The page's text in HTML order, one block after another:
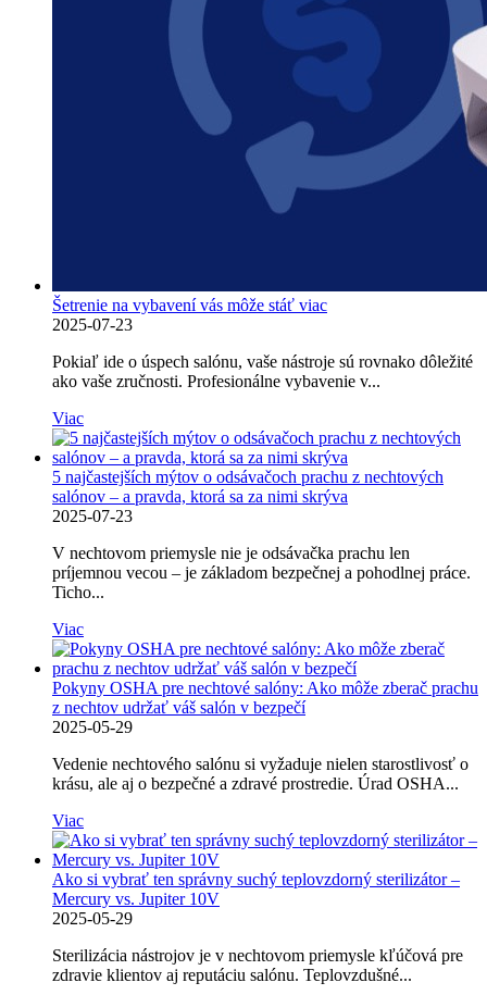
Šetrenie na vybavení vás môže stáť viac
2025-07-23
Pokiaľ ide o úspech salónu, vaše nástroje sú rovnako dôležité
ako vaše zručnosti. Profesionálne vybavenie v...
Viac
5 najčastejších mýtov o odsávačoch prachu z nechtových
salónov – a pravda, ktorá sa za nimi skrýva
2025-07-23
V nechtovom priemysle nie je odsávačka prachu len
príjemnou vecou – je základom bezpečnej a pohodlnej práce.
Ticho...
Viac
Pokyny OSHA pre nechtové salóny: Ako môže zberač prachu
z nechtov udržať váš salón v bezpečí
2025-05-29
Vedenie nechtového salónu si vyžaduje nielen starostlivosť o
krásu, ale aj o bezpečné a zdravé prostredie. Úrad OSHA...
Viac
Ako si vybrať ten správny suchý teplovzdorný sterilizátor –
Mercury vs. Jupiter 10V
2025-05-29
Sterilizácia nástrojov je v nechtovom priemysle kľúčová pre
zdravie klientov aj reputáciu salónu. Teplovzdušné...